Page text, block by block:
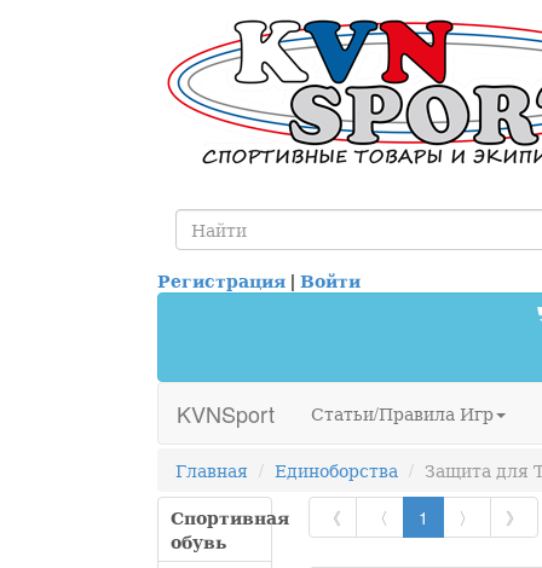
Регистрация | Войти
KVNSport Статьи/Правила Игр
Главная Единоборства
Защита для
Спортивная
обувь
《 〈 1 〉 》